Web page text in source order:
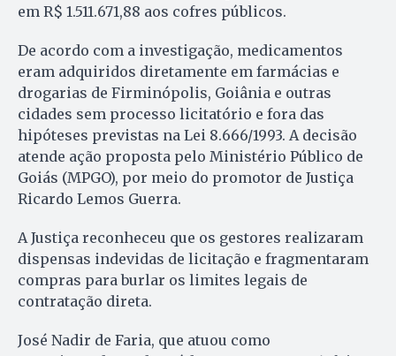
em R$ 1.511.671,88 aos cofres públicos.
De acordo com a investigação, medicamentos
eram adquiridos diretamente em farmácias e
drogarias de Firminópolis, Goiânia e outras
cidades sem processo licitatório e fora das
hipóteses previstas na Lei 8.666/1993. A decisão
atende ação proposta pelo Ministério Público de
Goiás (MPGO), por meio do promotor de Justiça
Ricardo Lemos Guerra.
A Justiça reconheceu que os gestores realizaram
dispensas indevidas de licitação e fragmentaram
compras para burlar os limites legais de
contratação direta.
José Nadir de Faria, que atuou como